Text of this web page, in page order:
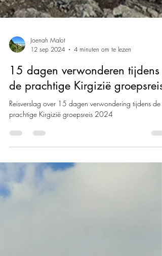
Joenah Malot
12 sep 2024
4 minuten om te lezen
15 dagen verwonderen tijdens
Reisverslag over 15 dagen verwondering tijdens de
prachtige Kirgizië groepsreis 2024